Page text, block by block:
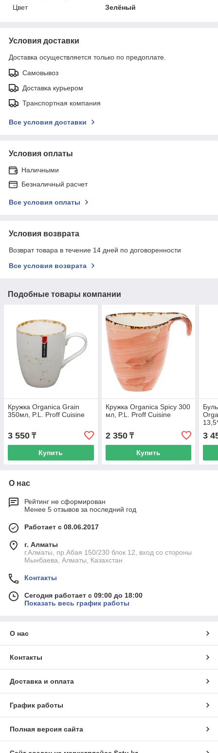
Цвет
Зелёный
Условия доставки
Доставка осуществляется только по предоплате.
Самовывоз
Доставка курьером
Транспортная компания
Все условия доставки
Условия оплаты
Наличными
Безналичный расчет
Все условия оплаты
Условия возврата
Возврат товара в течение 14 дней по договоренности
Все условия возврата
Подобные товары компании
Кружка Organica Grain
350мл, P.L. Proff Cuisine
3 550 ₸
Купить
Кружка Organica Spicy 300
мл, P.L. Proff Cuisine
2 350₸
Купить
3
О нас
Рейтинг не сформирован
Менее 5 отзывов за последний год
Работает с 08.06.2017
г. Алматы
г.Алматы, пр.Абая 150/230 блок 12, вход со стороны
Мынбаева, Алматы, Казахстан
Контакты
Сегодня работает с 09:00 до 18:00
Показать весь график работы
О нас
Контакты
Доставка и оплата
График работы
Полная версия сайта